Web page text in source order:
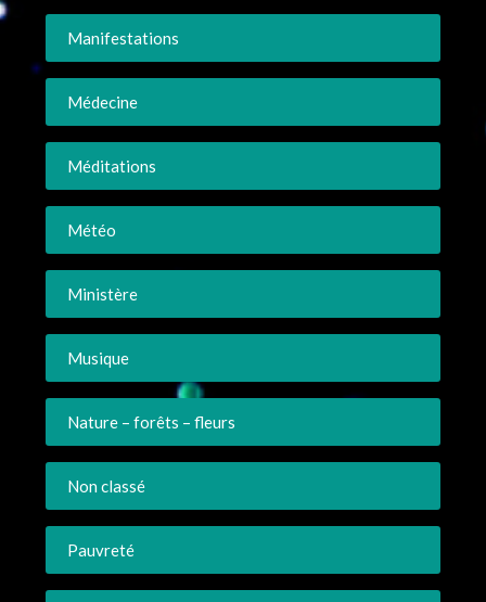
Manifestations
Médecine
Méditations
Météo
Ministère
Musique
Nature – forêts – fleurs
Non classé
Pauvreté